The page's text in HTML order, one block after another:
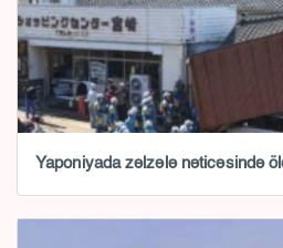
Yaponiyada zəlzələ nəticəsində